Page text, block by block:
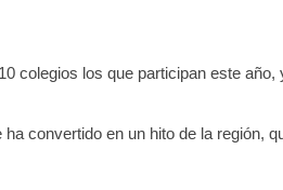
colegios los que participan este año,
convertido en un hito de la región,